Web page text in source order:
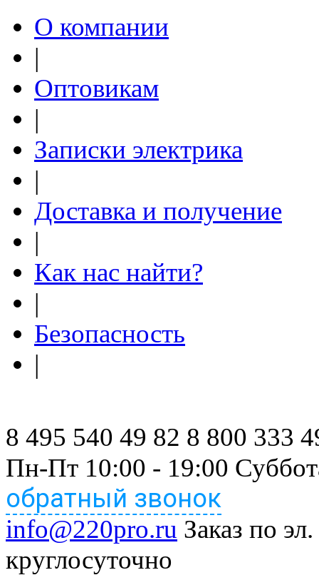
О компании
|
Оптовикам
|
Записки электрика
|
Доставка и получение
|
Как нас найти?
|
Безопасность
|
8 495 540 49 82 8 800 333
Пн-Пт 10:00 - 19:00
обратный звонок
info@220pro.ru Заказ по
круглосуточно